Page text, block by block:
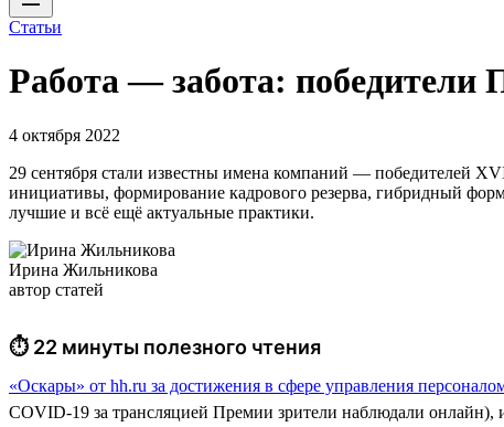
Статьи
Работа — забота: победители
4 октября 2022
29 сентября стали известны имена компаний — победителей
инициативы, формирование кадрового резерва, гибридный
лучшие и всё ещё актуальные практики.
Ирина Жильникова
автор статей
⏱ 22 минуты полезного чтения
«Оскары» от hh.ru за достижения в сфере управления
COVID-19 за трансляцией Премии зрители наблюдали онлайн),